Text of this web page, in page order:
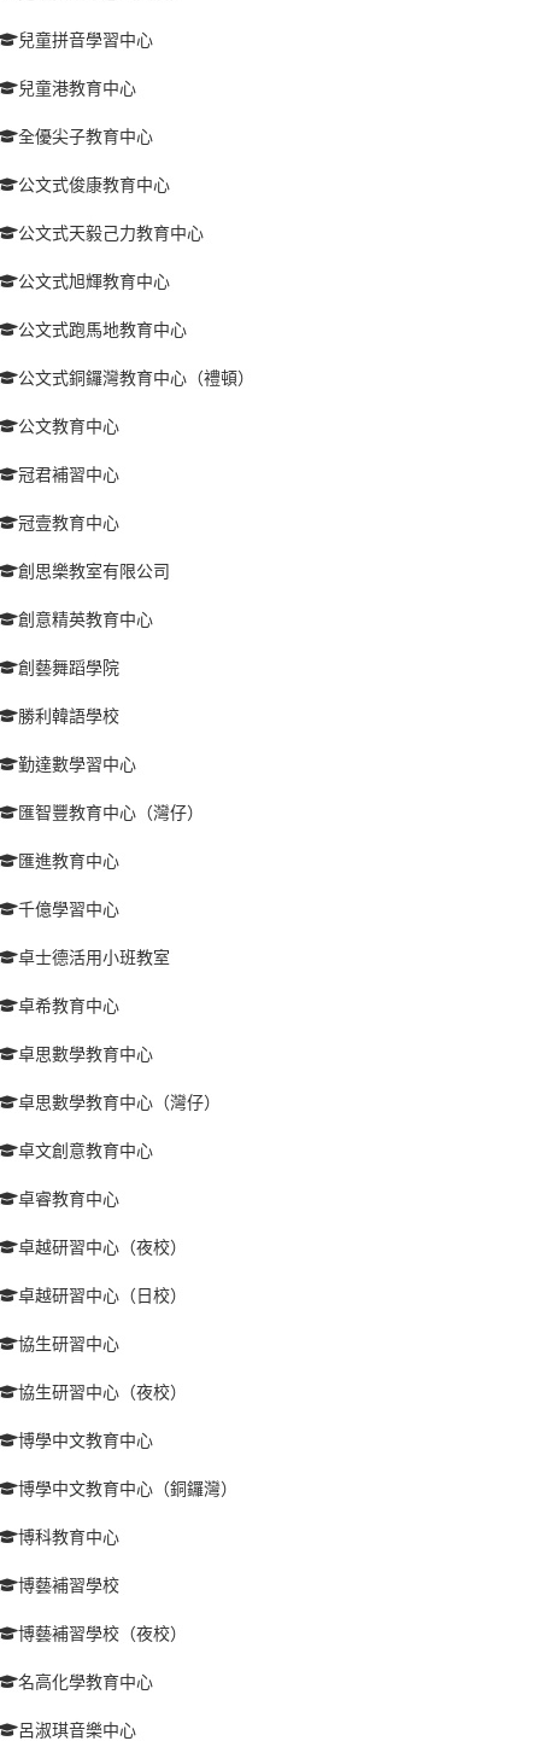
兒童拼音學習中心
兒童港教育中心
全優尖子教育中心
公文式俊康教育中心
公文式天毅己力教育中心
公文式旭輝教育中心
公文式跑馬地教育中心
公文式銅鑼灣教育中心（禮頓）
公文教育中心
冠君補習中心
冠壹教育中心
創思樂教室有限公司
創意精英教育中心
創藝舞蹈學院
勝利韓語學校
勤達數學習中心
匯智豐教育中心（灣仔）
匯進教育中心
千億學習中心
卓士德活用小班教室
卓希教育中心
卓思數學教育中心
卓思數學教育中心（灣仔）
卓文創意教育中心
卓睿教育中心
卓越研習中心（夜校）
卓越研習中心（日校）
協生研習中心
協生研習中心（夜校）
博學中文教育中心
博學中文教育中心（銅鑼灣）
博科教育中心
博藝補習學校
博藝補習學校（夜校）
名高化學教育中心
呂淑琪音樂中心